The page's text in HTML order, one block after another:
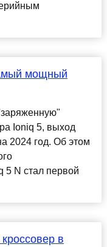
мощный
Ioniq 5, выход
2024 год. Об этом
5 N стал первой
в